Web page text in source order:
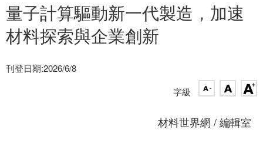
量子計算驅動新一代製造，加速
材料探索與企業創新
刊登日期:2026/6/8
字級
材料世界網 / 編輯室